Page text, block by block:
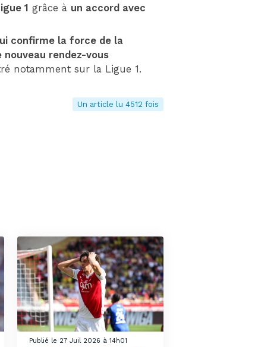
1 grâce à un accord avec
confirme la force de la
rendez-vous
notamment sur la Ligue 1.
Un article lu 4512 fois
Publié le 27 Juil 2026 à 14h01